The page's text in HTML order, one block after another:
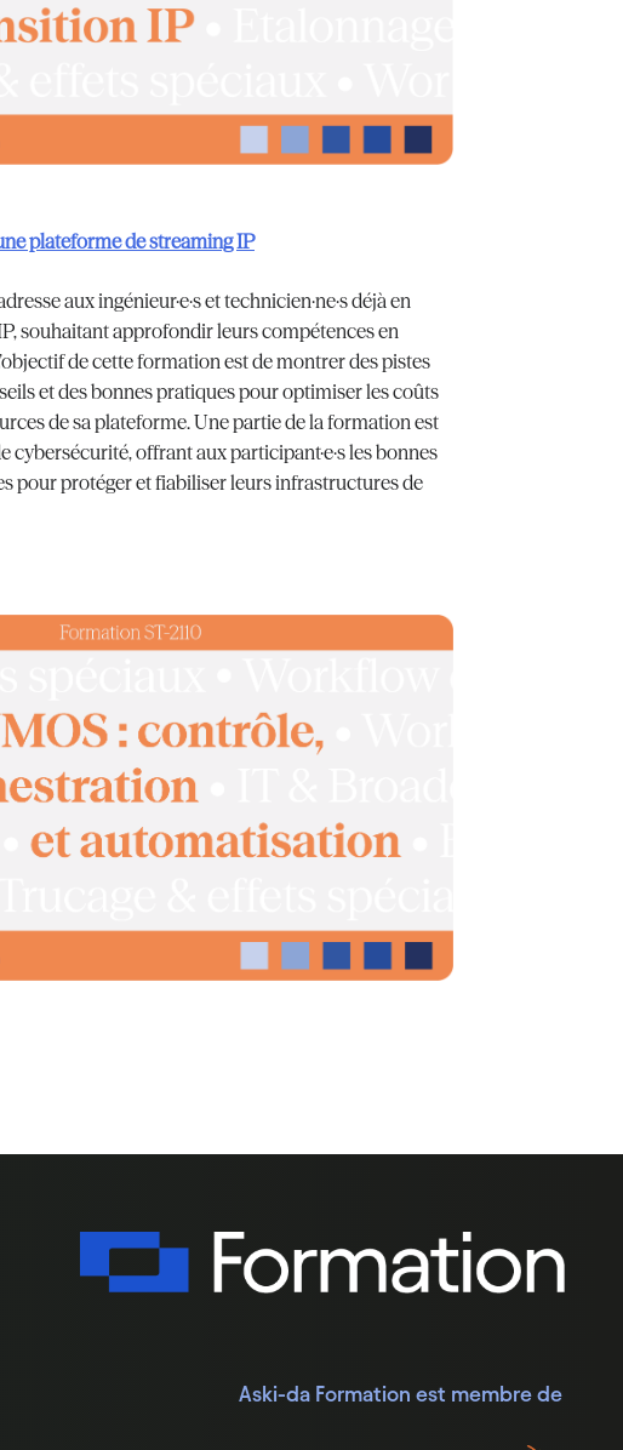
plateforme de streaming IP
aux ingénieur·e·s et technicien·ne·s déjà en
souhaitant approfondir leurs compétences en
de cette formation est de montrer des pistes
et des bonnes pratiques pour optimiser les coûts
de sa plateforme. Une partie de la formation est
cybersécurité, offrant aux participant·e·s les bonnes
pour protéger et fiabiliser leurs infrastructures de
Aski-da Formation est membre de